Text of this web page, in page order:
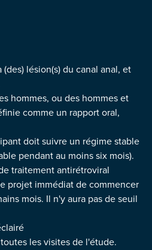
lésion(s) du canal anal, et
hommes, ou des hommes et
comme un rapport oral,
doit suivre un régime stable
pendant au moins six mois).
traitement antirétroviral
projet immédiat de commencer
mois. Il n'y aura pas de seuil
les visites de l'étude.